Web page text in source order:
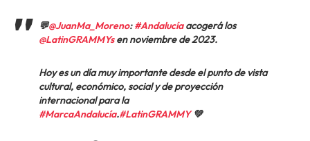
💬@JuanMa_Moreno:#Andalucíaacogerá los
@LatinGRAMMYsen noviembre de 2023.
Hoy es un día muy importante desde el punto de vista
cultural, económico, social y de proyección
internacional para la
#MarcaAndalucía.#LatinGRAMMY💚